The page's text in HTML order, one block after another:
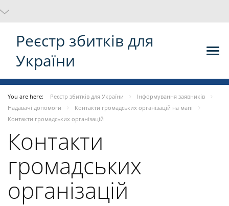
Реєстр збитків для
України
You are here: Реєстр збитків для України
Інформування заявників
Надавачі допомоги
Контакти громадських організацій на мапі
Контакти громадських організацій
Контакти
громадських
організацій